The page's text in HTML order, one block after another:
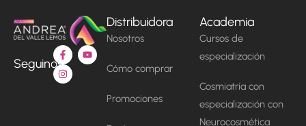
Seguinos!
F
a
c
e
b
Y
o
u
I
n
s
t
a
Distribuidora
Nosotros
Cómo comprar
Promociones
Academia
Cursos de
especialización
Cosmiatría con
especialización con
Neurocosmética